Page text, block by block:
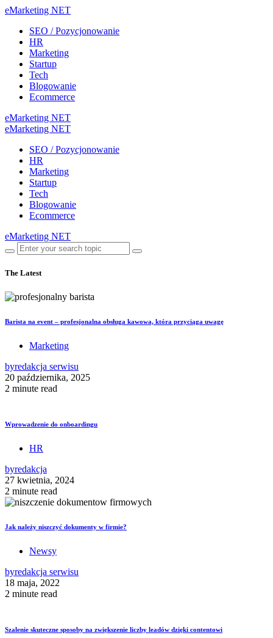
eMarketing NET
SEO / Pozycjonowanie
HR
Marketing
Startup
Tech
Blogowanie
Ecommerce
eMarketing NET
eMarketing NET
SEO / Pozycjonowanie
HR
Marketing
Startup
Tech
Blogowanie
Ecommerce
eMarketing NET
The Latest
Barista na event – profesjonalna obsługa kawowa, która przyciąga uwagę
Marketing
byredakcja serwisu
20 października, 2025
2 minute read
Wprowadzenie do onboardingu
HR
byredakcja
27 kwietnia, 2024
2 minute read
Jak należy niszczyć dokumenty w firmie?
Newsy
byredakcja serwisu
18 maja, 2022
2 minute read
Szalenie skuteczne sposoby na zwiększenie liczby leadów dzięki contentowi